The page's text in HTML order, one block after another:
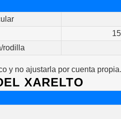
rodilla
y no ajustarla por cuenta propia.
XARELTO